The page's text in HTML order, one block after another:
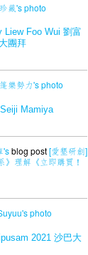
藏'sphoto
Liew Foo Wui 劉富
團拜
樂勢力'sphoto
Mamiya
'sblog post[愛墾研創]
》理解《立即購買！
photo
2021 沙巴大